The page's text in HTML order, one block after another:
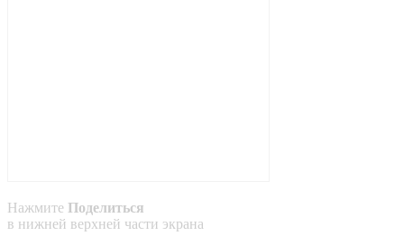
Нажмите Поделиться
в нижней верхней части экрана